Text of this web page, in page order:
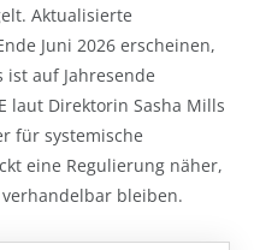
Aktualisierte
Juni 2026 erscheinen,
ist auf Jahresende
laut Direktorin Sasha Mills
für systemische
eine Regulierung näher,
bleiben.